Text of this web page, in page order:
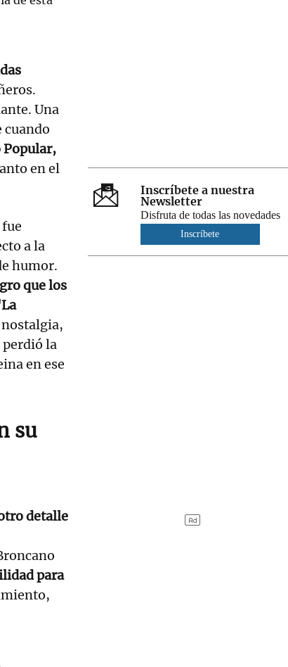
Una
cuando
Popular,
en el
a la
humor.
que los
nostalgia,
perdió la
en ese
su
detalle
para
Inscríbete a nuestra
Newsletter
Disfruta de todas las novedades
Inscríbete